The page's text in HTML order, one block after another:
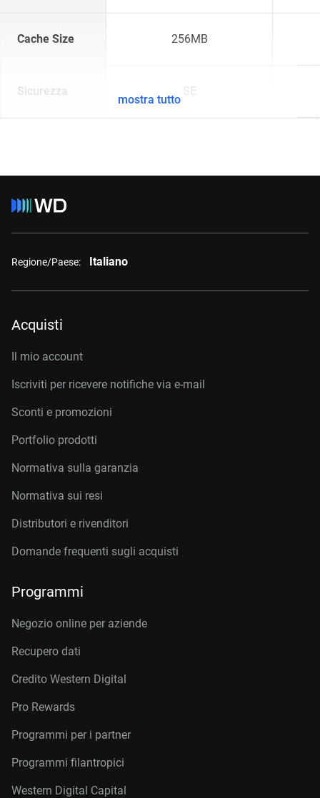
Cache Size 256MB
Sicurezza SE
mostra tutto
Regione/Paese: Italiano
Acquisti
Il mio account
Iscriviti per ricevere notifiche via e-mail
Sconti e promozioni
Portfolio prodotti
Normativa sulla garanzia
Normativa sui resi
Distributori e rivenditori
Domande frequenti sugli acquisti
Programmi
Negozio online per aziende
Recupero dati
Credito Western Digital
Pro Rewards
Programmi per i partner
Programmi filantropici
Western Digital Capital